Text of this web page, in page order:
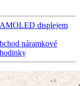
displejem
náramkové